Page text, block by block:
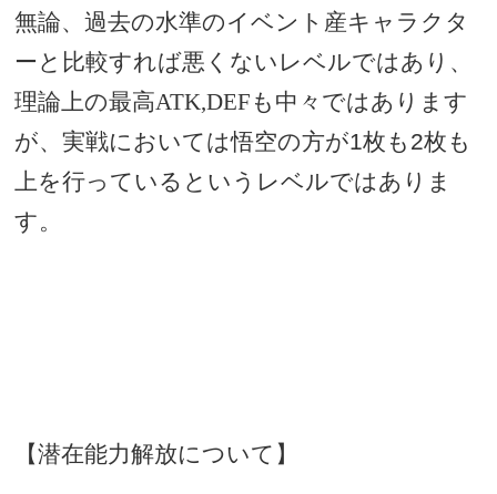
無論、過去の水準のイベント産キャラクタ
ーと比較すれば悪くないレベルではあり、
理論上の最高ATK,DEFも中々ではあります
が、実戦においては悟空の方が1枚も 2枚も
上を行っているというレベルではありま
す。
【潜在能力解放について】